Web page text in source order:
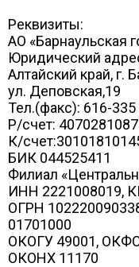
Реквизиты:
АО «Барнаульская
Юридический
Алтайский край, г.
ул. Деповская,19
Тел.(факс): 616-335
Р/счет:
К/
БИК 044525411
Филиал
ИНН 2221008019,
ОГРН
01701000
ОКОГУ 49001,
ОКОНХ 11170